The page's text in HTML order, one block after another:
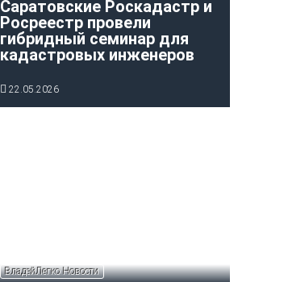
Саратовские Роскадастр и
Росреестр провели
гибридный семинар для
кадастровых инженеров
22.05.2026
ВладейЛегко Новости